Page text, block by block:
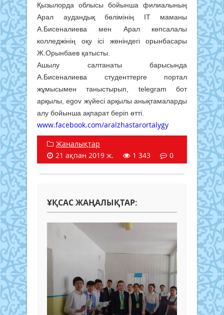
Қызылорда облысы бойынша филиалының
Арал аудандық бөлімінің IT маманы
А.Бисеналиева мен Арал көпсалалы
колледжінің оқу ісі жөніндегі орынбасары
Ж.Орынбаев қатысты.
Ашылу салтанаты барысында
А.Бисеналиева студенттерге портал
жұмысымен таныстырып, telegram бот
арқылы, egov жүйесі арқылы анықтамаларды
алу бойынша ақпарат беріп өтті.
www.facebook.com/aralzhastarortalygy
Жаңалықтар
21 ақпан 2019 ж.
1 343 0
ҰҚСАС ЖАҢАЛЫҚТАР: